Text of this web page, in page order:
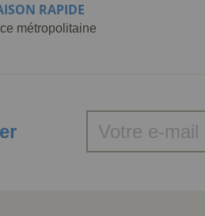
RAPIDE
métropolitaine